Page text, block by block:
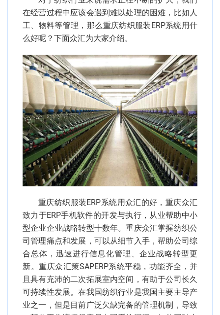
在经营过程中应该会遇到难以处理的困难，比如人
工、物料等管理，那么重庆纺织服装ERP系统用什
么好呢？下面众汇为大家介绍。
重庆纺织服装ERP系统用众汇的好，重庆众汇
致力于ERP手机软件的开发与执行，从业帮助中小
型企业企业战略转型十数年。重庆众汇掌握纺织公
司管理痛点和发展，可以从细节入手，帮助公司综
合总体，迅速进行信息化管理、企业战略转型更
新。重庆众汇策SAPERP系统平稳，功能齐全，并
且具有充沛的二次拓展室内空间，有助于公司长久
可持续性发展。在我国纺织行业是我国主要主导产
业之一，但是目前广泛欠缺完备的管理机制，导致